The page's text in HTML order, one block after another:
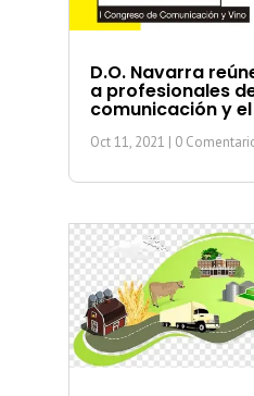
D.O. Navarra
a profesionales
comunicación y
Oct 11, 2021 | 0